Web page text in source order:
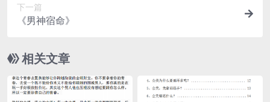
下一篇
《男神宿命》
相关文章